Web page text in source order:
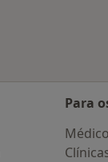
Para